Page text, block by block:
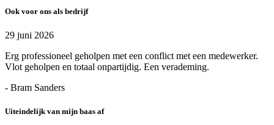
Ook voor ons als bedrijf
29 juni 2026
Erg professioneel geholpen met een conflict met een medewerker.
Vlot geholpen en totaal onpartijdig. Een verademing.
- Bram Sanders
Uiteindelijk van mijn baas af